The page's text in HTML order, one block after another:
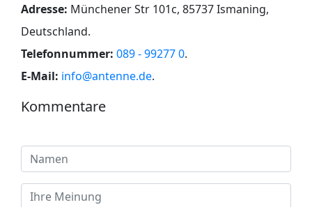
Adresse: Münchener Str 101c, 85737 Ismaning,
Deutschland.
Telefonnummer: 089 - 99277 0.
E-Mail: info@antenne.de.
Kommentare